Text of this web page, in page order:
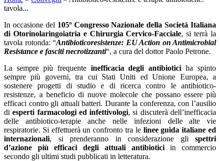
tavola...
In occasione del 105º Congresso Nazionale della Società Italiana
di Otorinolaringoiatria e Chirurgia Cervico-Facciale, si terrà la
tavola rotonda: “Antibioticoresistenze: EU Action on Antimicrobial
Resistance e fasciti necrotizzanti“, a cura del dottor Paolo Petrone.
La sempre più frequente inefficacia degli antibiotici ha spinto
sempre più governi, tra cui Stati Uniti ed Unione Europea, a
sostenere progetti di studio e di ricerca contro le antibiotico-
resistenze, a beneficio di nuove molecole che possano essere più
efficaci contro gli attuali batteri. Durante la conferenza, con l’ausilio
diesperti farmacologi ed infettivologi, si discuterà dell’inefficacia
delle antibiotico-terapie anche nelle infezioni delle alte vie
respiratorie. Si effettuerà un confronto tra le linee guida italiane ed
internazionali, si prenderanno in considerazione gli spettri
d’azione più efficaci degli attuali antibioticiin commercio
secondo gli ultimi studi pubblicati in letteratura.